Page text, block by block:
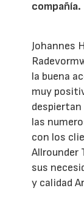
compañía.
Johannes
la buena
muy
despiertan
las
con los
Allrounder
sus
y calidad